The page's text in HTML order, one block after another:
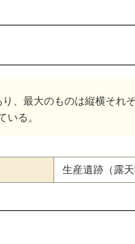
、最大のものは縦横それ
いる。
生産遺跡（露天